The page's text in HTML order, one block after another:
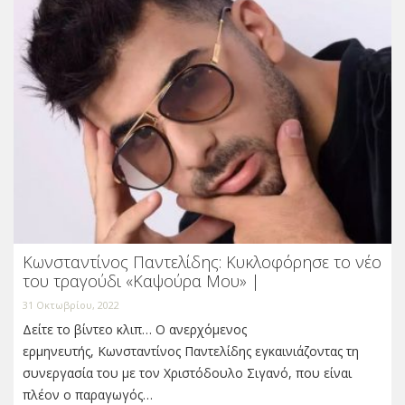
Κωνσταντίνος Παντελίδης: Κυκλοφόρησε το νέο
του τραγούδι «Καψούρα Μου» |
31 Οκτωβρίου, 2022
Δείτε το βίντεο κλιπ… Ο ανερχόμενος
ερμηνευτής, Κωνσταντίνος Παντελίδης εγκαινιάζοντας τη
συνεργασία του με τον Χριστόδουλο Σιγανό, που είναι
πλέον ο παραγωγός…